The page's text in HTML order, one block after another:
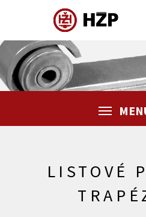
LISTOVÉ